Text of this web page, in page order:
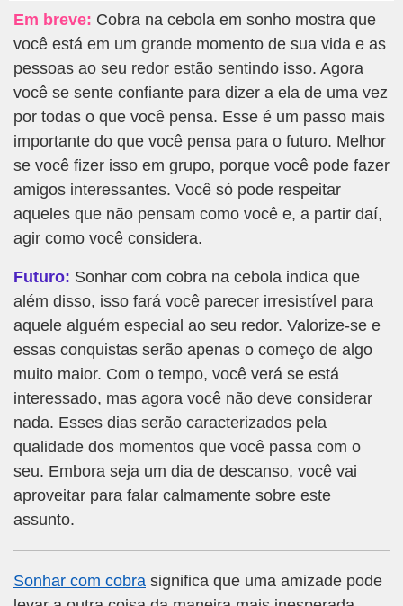
Em breve: Cobra na cebola em sonho mostra que
você está em um grande momento de sua vida e as
pessoas ao seu redor estão sentindo isso. Agora
você se sente confiante para dizer a ela de uma vez
por todas o que você pensa. Esse é um passo mais
importante do que você pensa para o futuro. Melhor
se você fizer isso em grupo, porque você pode fazer
amigos interessantes. Você só pode respeitar
aqueles que não pensam como você e, a partir daí,
agir como você considera.
Futuro: Sonhar com cobra na cebola indica que
além disso, isso fará você parecer irresistível para
aquele alguém especial ao seu redor. Valorize-se e
essas conquistas serão apenas o começo de algo
muito maior. Com o tempo, você verá se está
interessado, mas agora você não deve considerar
nada. Esses dias serão caracterizados pela
qualidade dos momentos que você passa com o
seu. Embora seja um dia de descanso, você vai
aproveitar para falar calmamente sobre este
assunto.
Sonhar com cobra significa que uma amizade pode